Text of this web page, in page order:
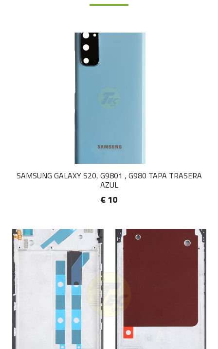
SAMSUNG GALAXY S20, G9801 , G980 TAPA TRASERA
AZUL
€ 10